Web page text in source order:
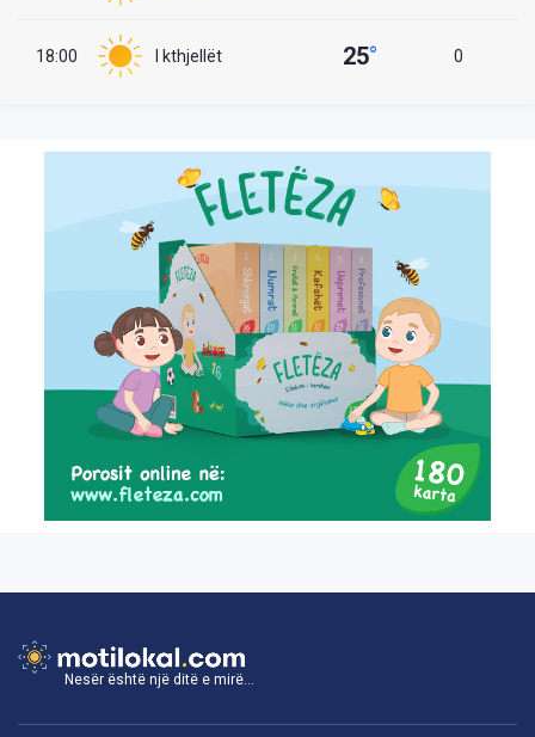
18:00 I kthjellët 25° 0
Nesër është një ditë e mirë...